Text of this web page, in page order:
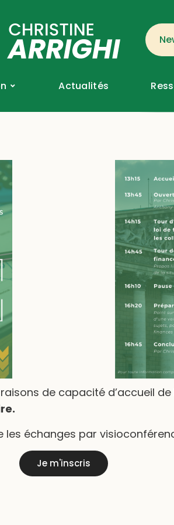
Actualités
de capacité d’accueil de
échanges par
Je m'inscris